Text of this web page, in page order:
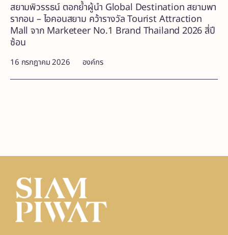
16 กรกฎาคม 2026 องค์กร
สยามพิวรรธน์ ตอกย้ำผู้นำ Global Destination สยามพา
รากอน – ไอคอนสยาม คว้ารางวัล Tourist Attraction
Mall จาก Marketeer No.1 Brand Thailand 2026 สี่ปี
ซ้อน